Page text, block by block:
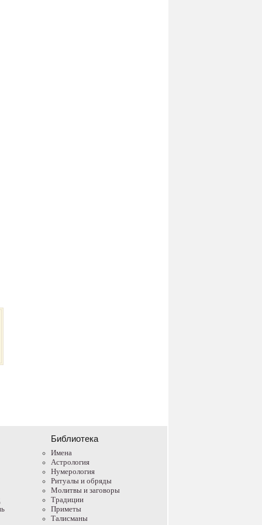
Библиотека
Имена
Астрология
Нумерология
Ритуалы и обряды
Молитвы и заговоры
Традиции
Приметы
Талисманы